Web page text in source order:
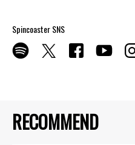
RECOMMEND
Spincoaster SNS